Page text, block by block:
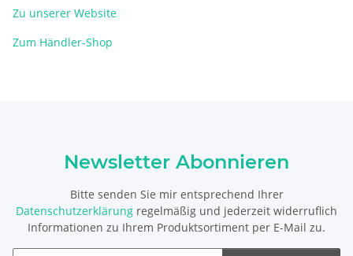
Zu unserer Website
Zum Händler-Shop
Newsletter Abonnieren
Bitte senden Sie mir entsprechend Ihrer
Datenschutzerklärung regelmäßig und jederzeit widerruflich
Informationen zu Ihrem Produktsortiment per E-Mail zu.